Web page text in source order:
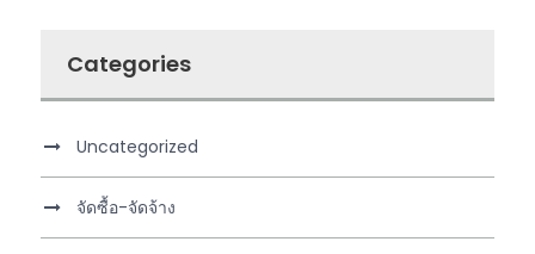
Categories
Uncategorized
จัดซื้อ-จัดจ้าง